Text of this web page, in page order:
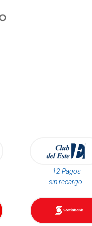
12 Pagos
sin recargo.